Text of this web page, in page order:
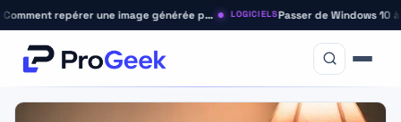
Comment repérer une image générée par IA (guide 2026) LOGICIELS